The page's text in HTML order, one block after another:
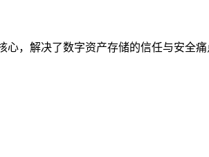
，解决了数字资产存储的信任与安全痛